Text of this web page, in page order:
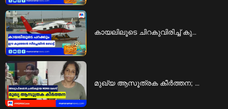
കായലിലൂടെ ചിറകുവിരിച്ച് കുതിക്കുന്നൊരു 'കുഞ്ഞൻ സീപ്ലെയിൻ ബോട്ട്' | seaplane boat
മുഖ്യ ആസൂത്രക കീര്‍ത്തന; മറ്റ് അധ്യാപികമാരെയും ഇടപാടിലേക്ക് കൊണ്ടുവന്നു | mdma case